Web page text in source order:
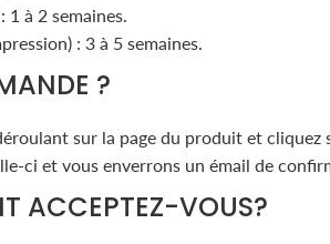
1 à 2 semaines.
: 3 à 5 semaines.
?
sur la page du produit et
ci et vous enverrons un émail de
ACCEPTEZ-VOUS?